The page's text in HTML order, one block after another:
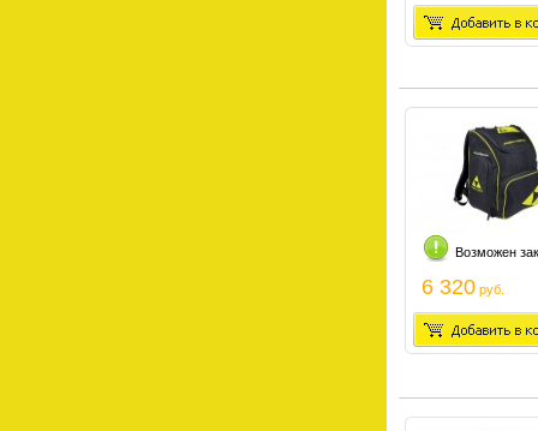
Возможен
6 320 руб.